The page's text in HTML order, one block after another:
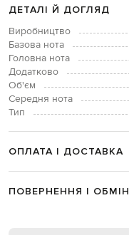
ДЕТАЛІ Й ДОГЛЯД
Виробництво
Базова нота
Головна нота
Додатково
Об'єм
Середня нота
Тип
ОПЛАТА І ДОСТАВКА
ПОВЕРНЕННЯ І ОБМІН